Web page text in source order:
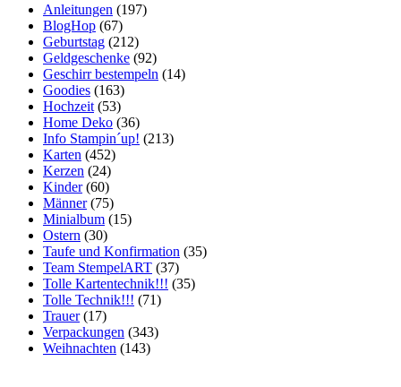
Anleitungen (197)
BlogHop (67)
Geburtstag (212)
Geldgeschenke (92)
Geschirr bestempeln (14)
Goodies (163)
Hochzeit (53)
Home Deko (36)
Info Stampin´up! (213)
Karten (452)
Kerzen (24)
Kinder(60)
Männer(75)
Minialbum (15)
Ostern (30)
Taufe und Konfirmation (35)
Team StempelART (37)
Tolle Kartentechnik!!! (35)
Tolle Technik!!! (71)
Trauer(17)
Verpackungen (343)
Weihnachten (143)